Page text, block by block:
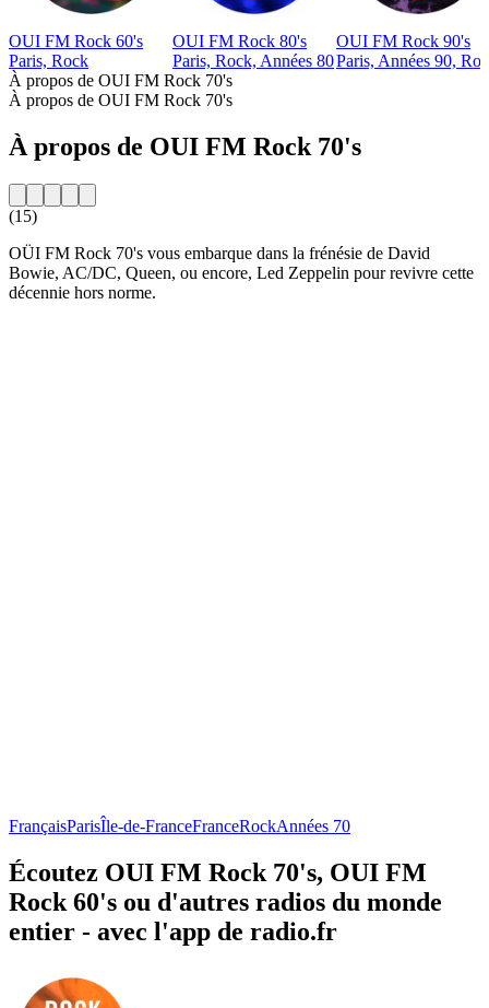
OUI FM Rock 60's
Paris, Rock
OUI FM Rock 80's
Paris, Rock, Années 80
OUI FM Rock 90's
Paris, Années 90,
À propos de OUI FM Rock 70's
À propos de OUI FM Rock 70's
À propos de OUI FM Rock 70's
(15)
OÜI FM Rock 70's vous embarque dans la frénésie de David
Bowie, AC/DC, Queen, ou encore, Led Zeppelin pour revivre cette
décennie hors norme.
FrançaisParisÎle-de-FranceFranceRockAnnées 70
Écoutez OUI FM Rock 70's, OUI FM
Rock 60's ou d'autres radios du monde
entier - avec l'app de radio.fr